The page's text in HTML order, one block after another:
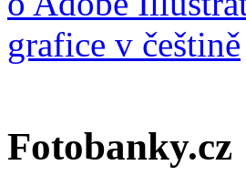
Fotobanky.cz